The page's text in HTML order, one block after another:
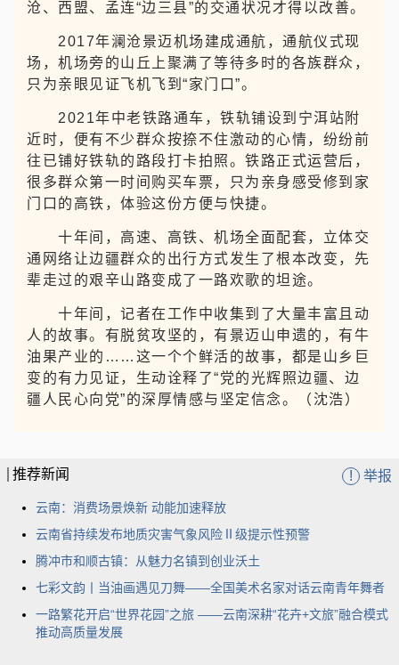
普洱是云南省面积最大的州市，山区面积占
98.3%，一直以来交通成为发展最大的瓶颈，交通
改善成了群众最关切的急难愁盼。记者在普洱工作
已超过10年，因频繁下乡采访，对当地交通发展
有着深切体会。初到普洱时，首次出差前往孟连县
采访，汽车在蜿蜒山路上行驶，全程需5个多小
时。要是搭乘城乡客运班车，耗时会更久。直至
2021年初，思茅至澜沧高速公路通车，市区到澜
沧、西盟、孟连“边三县”的交通状况才得以改善。
2017年澜沧景迈机场建成通航，通航仪式现
场，机场旁的山丘上聚满了等待多时的各族群众，
只为亲眼见证飞机飞到“家门口”。
2021年中老铁路通车，铁轨铺设到宁洱站附
近时，便有不少群众按捺不住激动的心情，纷纷前
往已铺好铁轨的路段打卡拍照。铁路正式运营后，
很多群众第一时间购买车票，只为亲身感受修到家
门口的高铁，体验这份方便与快捷。
十年间，高速、高铁、机场全面配套，立体交
十年间，记者在工作中收集到了大量丰富且动
人的故事。有脱贫攻坚的，有景迈山申遗的，有牛
油果产业的……这一个个鲜活的故事，都是山乡巨
变的有力见证，生动诠释了“党的光辉照边疆、边